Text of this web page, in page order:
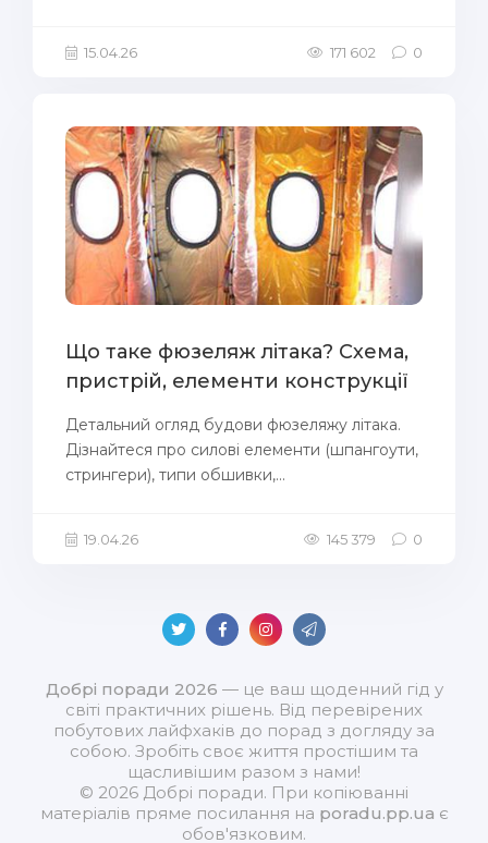
15.04.26 171 602 0
Що таке фюзеляж літака? Схема,
пристрій, елементи конструкції
Детальний огляд будови фюзеляжу літака.
Дізнайтеся про силові елементи (шпангоути,
стрингери), типи обшивки,...
19.04.26 145 379 0
Добрі поради 2026 — це ваш щоденний гід у
світі практичних рішень. Від перевірених
побутових лайфхаків до порад з догляду за
собою. Зробіть своє життя простішим та
щасливішим разом з нами!
© 2026 Добрі поради. При копіюванні
матеріалів пряме посилання на poradu.pp.ua є
обов'язковим.